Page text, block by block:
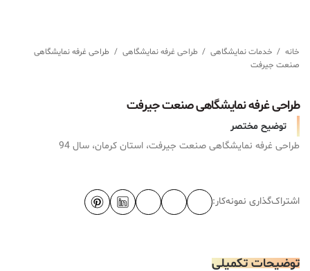
خانه / خدمات نمایشگاهی / طراحی غرفه نمایشگاهی / طراحی غرفه نمایشگاهی
صنعت جیرفت
توضیح مختصر
طراحی غرفه نمایشگاهی صنعت جیرفت
طراحی غرفه نمایشگاهی صنعت جیرفت، استان کرمان، سال 94
اشتراک‌گذاری نمونه‌کار:
توضیحات تکمیلی